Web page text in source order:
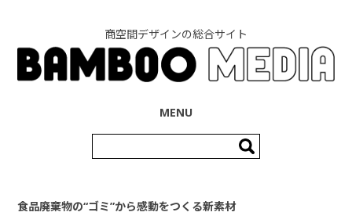
商空間デザインの総合サイト
MENU
索:
食品廃棄物の“ゴミ”から感動をつくる新素材